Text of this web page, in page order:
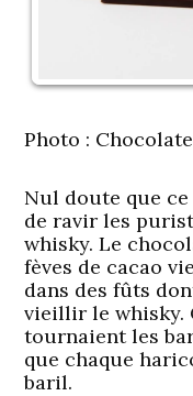
Photo :
Nul doute que
de ravir les
whisky. Le
fèves de cacao
dans des fûts
vieillir le whisky.
tournaient les
que chaque
baril.